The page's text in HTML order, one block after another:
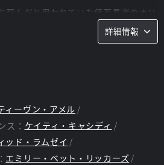
死んだと思われていた億万長者のオリ
後、彼は太平洋の孤島で生きていたこ
ー・シティに戻ったオリバーは、家族
に挑む。そして元軍人のジョン・ディ
ブンス・シーズンでは、オリバーの
とチーム・アローは、これまでの敵の
ち向かうことになるからだ。オリバ
彼のアイデンティティそのものに対
そして、オリバーもチームも“本当の
問い続けるのだった。
詳細情報
ィーヴン・アメル
ス： ケイティ・キャシディ
ッド・ラムゼイ
エミリー・ベット・リッカーズ